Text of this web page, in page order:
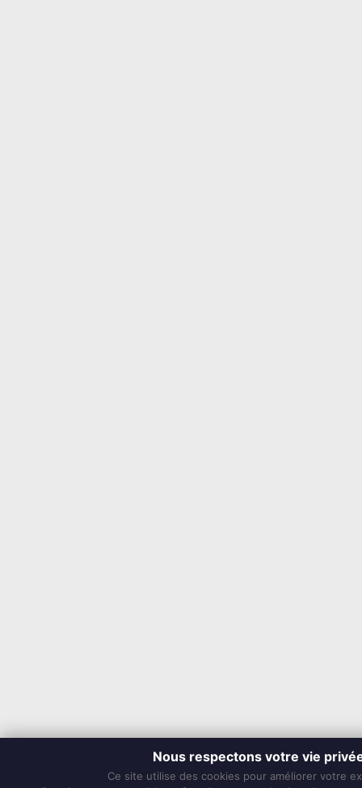
Nous respectons votre vie
Ce site utilise des cookies pour améliorer votre